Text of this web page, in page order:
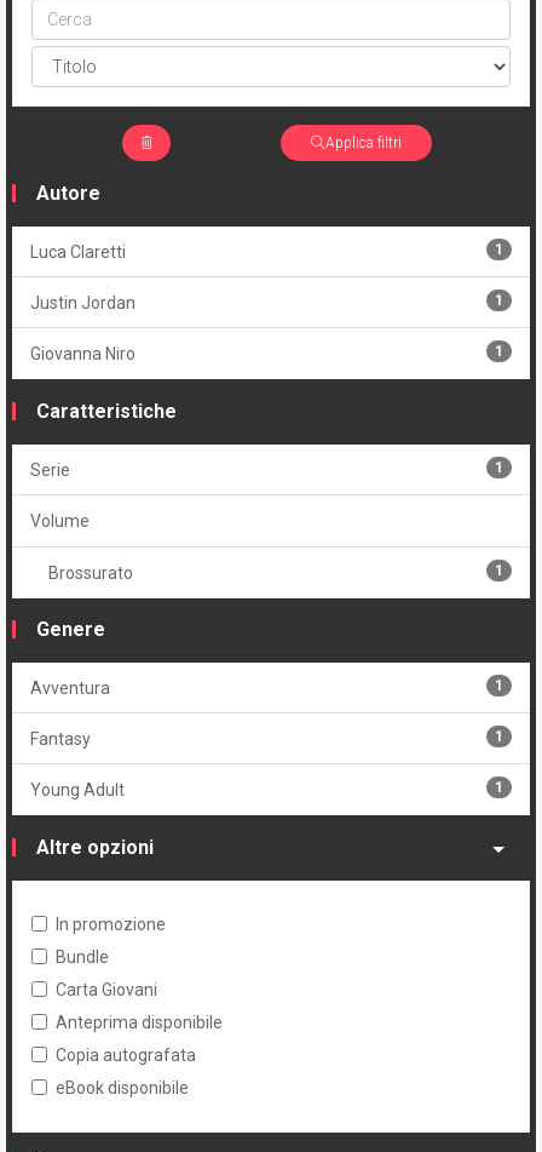
Cerca
ptype
Applica filtri
Autore
Luca Claretti 1
Justin Jordan 1
Giovanna Niro 1
Caratteristiche
Serie 1
Volume
Brossurato 1
Genere
Avventura 1
Fantasy 1
Young Adult 1
Altre opzioni
In promozione
Bundle
Carta Giovani
Anteprima disponibile
Copia autografata
eBook disponibile